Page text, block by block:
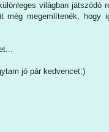
világban játszódó
még megemlítenék, hogy
jó pár kedvencet:)